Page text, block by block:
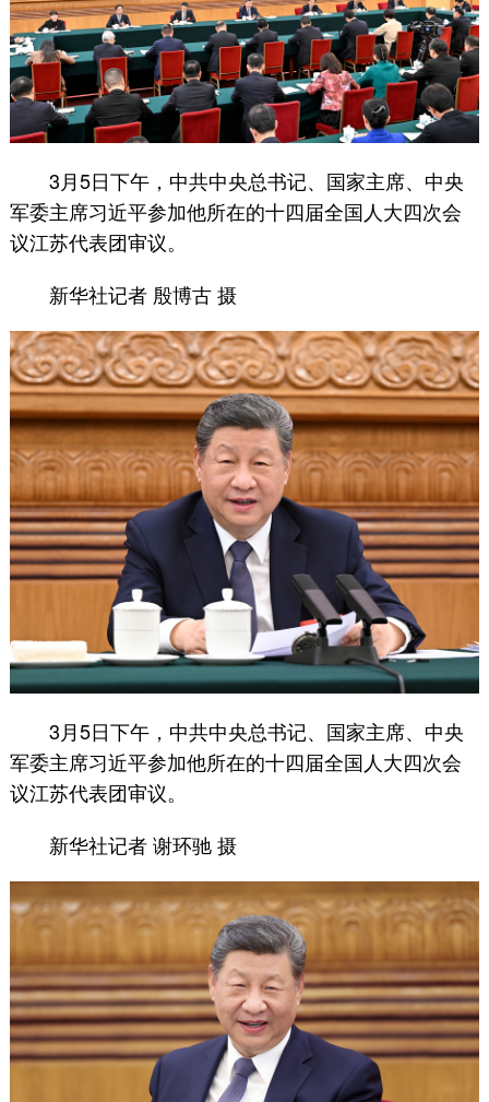
3月5日下午，中共中央总书记、国家主席、中央
军委主席习近平参加他所在的十四届全国人大四次会
议江苏代表团审议。
新华社记者 殷博古 摄
3月5日下午，中共中央总书记、国家主席、中央
军委主席习近平参加他所在的十四届全国人大四次会
议江苏代表团审议。
新华社记者 谢环驰 摄